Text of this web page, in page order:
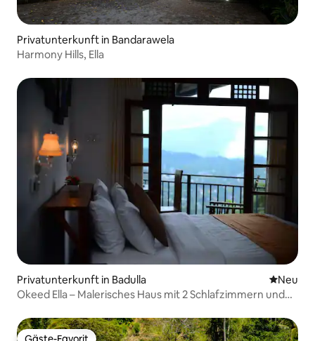
Privatunterkunft in Bandarawela
Harmony Hills, Ella
Privatunterkunft in Badulla Neue
Neu
Okeed Ella – Malerisches Haus mit 2 Schlafzimmern und